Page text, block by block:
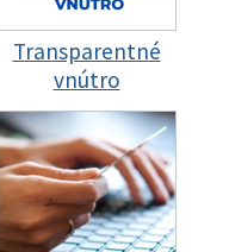
Transparentné
vnútro